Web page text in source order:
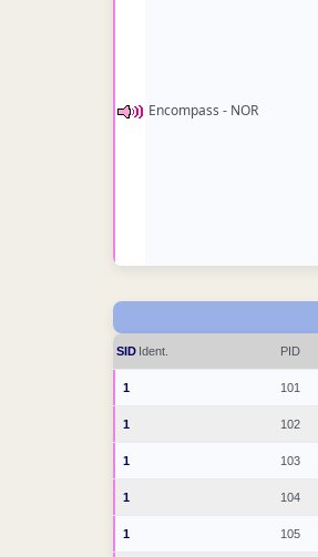
Encompass - NOR
SID Ident. PID
1 101
1 102
1 103
1 104
1 105